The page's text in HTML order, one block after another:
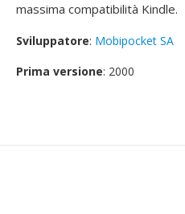
massima compatibilità Kindle.
Sviluppatore: Mobipocket SA
Prima versione: 2000